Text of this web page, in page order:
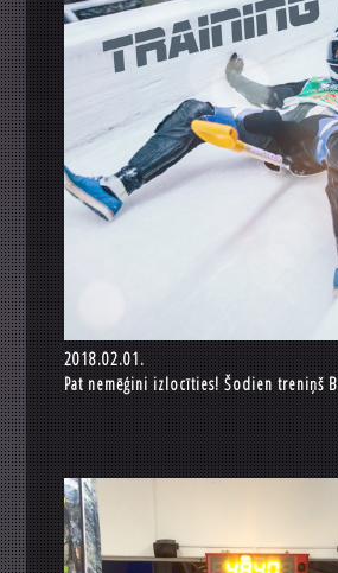
2018.02.01.
Pat nemēģini izlocīties! Šodien treniņš